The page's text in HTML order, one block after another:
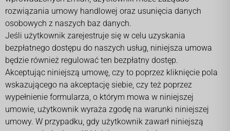
rozwiązania umowy handlowej oraz usunięcia danych
osobowych z naszych baz danych.
Jeśli użytkownik zarejestruje się w celu uzyskania
bezpłatnego dostępu do naszych usług, niniejsza umowa
będzie również regulować ten bezpłatny dostęp.
Akceptując niniejszą umowę, czy to poprzez kliknięcie pola
wskazującego na akceptację siebie, czy też poprzez
wypełnienie formularza, o którym mowa w niniejszej
umowie, użytkownik wyraża zgodę na warunki niniejszej
umowy. W przypadku, gdy użytkownik zawarł niniejszą